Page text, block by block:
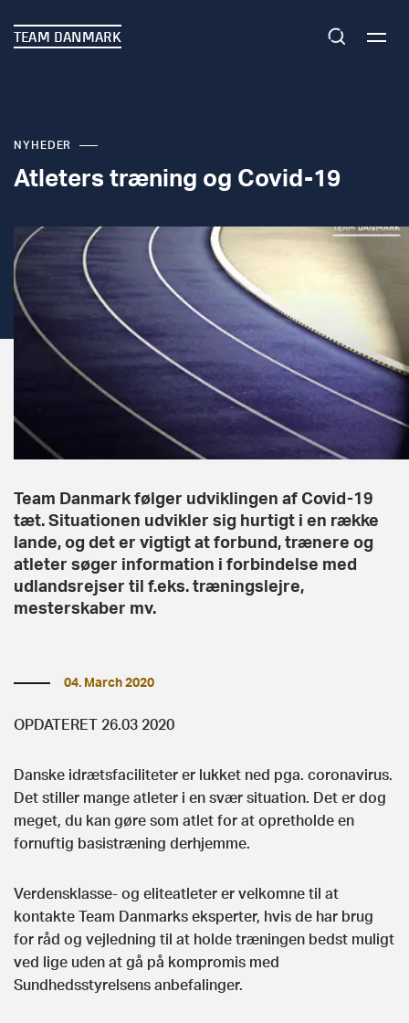
TEAM DANMARK
NYHEDER
Atleters træning og Covid-19
Team Danmark følger udviklingen af Covid-19
tæt. Situationen udvikler sig hurtigt i en række
lande, og det er vigtigt at forbund, trænere og
atleter søger information i forbindelse med
udlandsrejser til f.eks. træningslejre,
mesterskaber mv.
04. March 2020
OPDATERET 26.03 2020
Danske idrætsfaciliteter er lukket ned pga. coronavirus.
Det stiller mange atleter i en svær situation. Det er dog
meget, du kan gøre som atlet for at opretholde en
fornuftig basistræning derhjemme.
Verdensklasse- og eliteatleter er velkomne til at
kontakte Team Danmarks eksperter, hvis de har brug
for råd og vejledning til at holde træningen bedst muligt
ved lige uden at gå på kompromis med
Sundhedsstyrelsens anbefalinger.